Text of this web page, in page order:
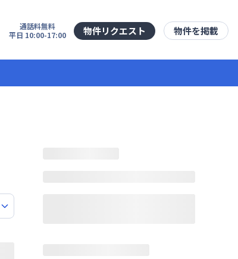
通話料無料
平日 10:00-17:00
物件リクエスト 物件を掲載